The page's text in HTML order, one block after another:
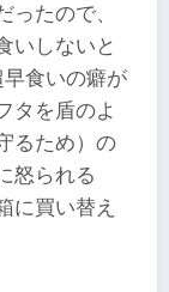
ったので、
いしないと
食いの癖が
タを盾のよ
るため）の
怒られる
に買い替え